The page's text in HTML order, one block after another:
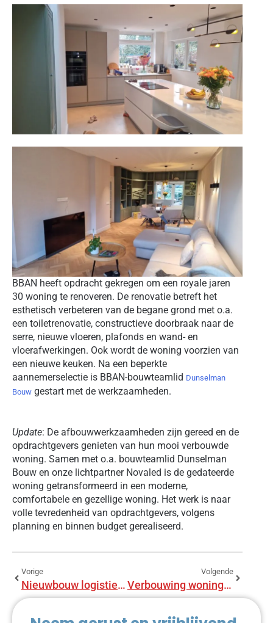
BBAN heeft opdracht gekregen om een royale jaren
30 woning te renoveren. De renovatie betreft het
esthetisch verbeteren van de begane grond met o.a.
een toiletrenovatie, constructieve doorbraak naar de
serre, nieuwe vloeren, plafonds en wand- en
vloerafwerkingen. Ook wordt de woning voorzien van
een nieuwe keuken. Na een beperkte
aannemerselectie is BBAN-bouwteamlid Dunselman
Bouw gestart met de werkzaamheden.
Update: De afbouwwerkzaamheden zijn gereed en de
opdrachtgevers genieten van hun mooi verbouwde
woning. Samen met o.a. bouwteamlid Dunselman
Bouw en onze lichtpartner Novaled is de gedateerde
woning getransformeerd in een moderne,
comfortabele en gezellige woning. Het werk is naar
volle tevredenheid van opdrachtgevers, volgens
planning en binnen budget gerealiseerd.
Vorige
Nieuwbouw logistieke bedrijfspand te Hoofddorp
Volgende
Verbouwing woning te Soest